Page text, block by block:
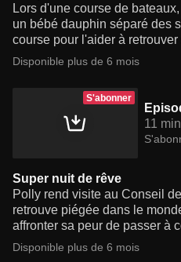
Lors d'une course de
un bébé dauphin séparé des
course pour l'aider à retrouver
Disponible plus de 6 mois
S'abonner
11 min
Super nuit de rêve
Polly rend visite au Conseil
retrouve piégée dans le
affronter sa peur de passer à
Disponible plus de 6 mois